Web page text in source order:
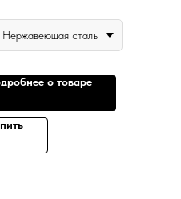
Нержавеющая сталь
о товаре